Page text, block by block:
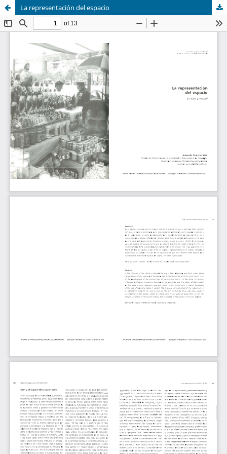
La representación del espacio